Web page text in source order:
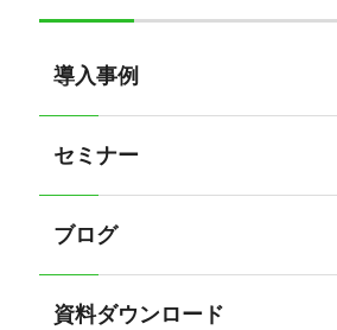
導入事例
セミナー
ブログ
資料ダウンロード